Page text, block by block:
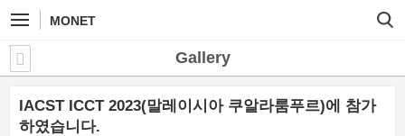
MONET
Gallery
IACST ICCT 2023(말레이시아 쿠알라룸푸르)에 참가
하였습니다.